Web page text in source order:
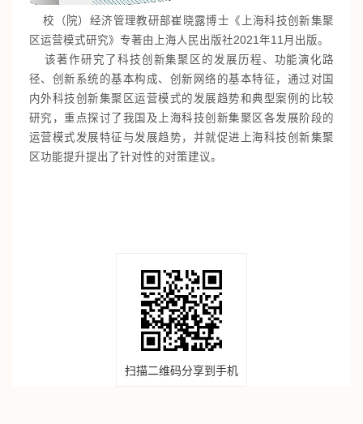
校（院）经济管理教研部崔晓露博士《上海科技创新集聚
区运营模式研究》专著由上海人民出版社2021年11月出版。
该著作研究了科技创新集聚区的发展历程、功能演化路
径、创新系统的基本构成、创新网络的基本特征，通过对国
内外科技创新集聚区运营模式的发展趋势和典型案例的比较
研究，重点探讨了我国及上海科技创新集聚区各发展阶段的
运营模式发展特征与发展趋势，并就促进上海科技创新集聚
区功能提升提出了针对性的对策建议。
扫描二维码分享到手机